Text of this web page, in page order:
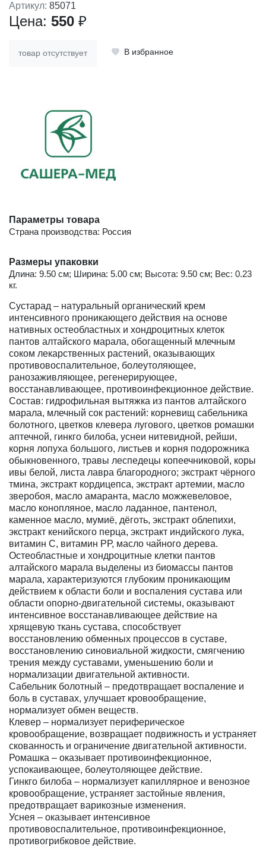
Артикул: 85071
Цена: 550 ₽
товар отсутствует В избранное
Параметры товара
Страна производства: Россия
Размеры упаковки
Длина: 9.50 см; Ширина: 5.00 см; Высота: 9.50 см; Вес: 0.23
кг.
Сустарад – натуральный органический крем
интенсивного проникающего действия на основе
нативных остеобластных и хондроцитных клеток
пантов алтайского марала, обогащенный млечным
соком лекарственных растений, оказывающих
противовоспалительное, болеутоляющее,
ранозаживляющее, регенерирующее,
восстанавливающее, противоинфекционное действие.
Состав: гидрофильная вытяжка из пантов алтайского
марала, млечный сок растений: корневищ сабельника
болотного, цветков клевера лугового, цветков ромашки
аптечной, гинкго билоба, уснеи нитевидной, рейши,
корня лопуха большого, листьев и корня подорожника
обыкновенного, травы леспедецы копеечниковой, коры
ивы белой, листа лавра благородного; экстракт чёрного
тмина, экстракт кордицепса, экстракт артемии, масло
зверобоя, масло амаранта, масло можжевеловое,
масло конопляное, масло ладанное, пантенол,
каменное масло, мумиё, дёготь, экстракт облепихи,
экстракт кенийского перца, экстракт индийского лука,
витамин С, витамин РР, масло чайного дерева.
Остеобластные и хондроцитные клетки пантов
алтайского марала выделены из биомассы пантов
марала, характеризуются глубоким проникающим
действием к области боли и воспаления сустава или
области опорно-двигательной системы, оказывают
интенсивное восстанавливающее действие на
хрящевую ткань сустава, способствует
восстановлению обменных процессов в суставе,
восстановлению синовиальной жидкости, смягчению
трения между суставами, уменьшению боли и
нормализации двигательной активности.
Сабельник болотный – предотвращает воспаление и
боль в суставах, улучшает кровообращение,
нормализует обмен веществ.
Клевер – нормализует периферическое
кровообращение, возвращает подвижность и устраняет
скованность и ограничение двигательной активности.
Ромашка – оказывает противоинфекционное,
успокаивающее, болеутоляющее действие.
Гинкго билоба – нормализует капиллярное и венозное
кровообращение, устраняет застойные явления,
предотвращает варикозные изменения.
Уснея – оказывает интенсивное
противовоспалительное, противоинфекционное,
противогрибковое действие.